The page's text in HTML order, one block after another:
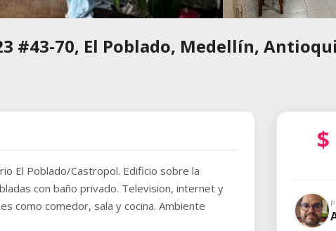
#43-70, El Poblado, Medellín,
El Poblado/Castropol. Edificio sobre la
con baño privado. Television, internet y
como comedor, sala y cocina. Ambiente
$